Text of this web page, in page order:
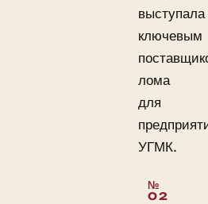
выступала
ключевым
лома
для
УГМК.